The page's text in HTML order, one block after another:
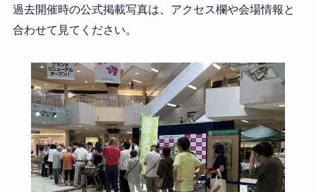
過去開催時の公式掲載写真は、アクセス欄や会場情報と
合わせて見てください。